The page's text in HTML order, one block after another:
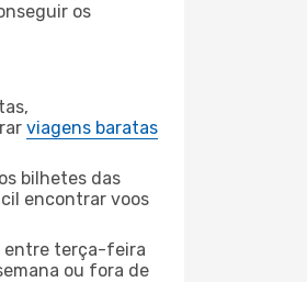
os
viagens baratas
bilhetes das
encontrar voos
entre terça-feira
ou fora de